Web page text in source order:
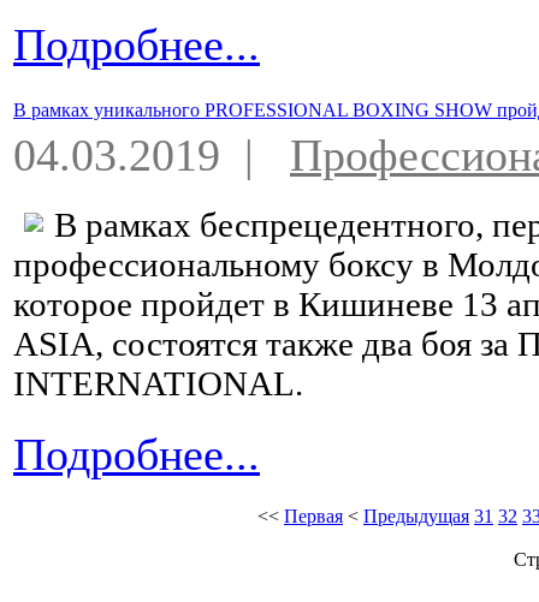
Подробнее...
В рамках уникального PROFESSIONAL BOXING SHOW
04.03.2019 |
В рамках беспрецедентного,
профессиональному боксу в
которое пройдет в Кишиневе 13
ASIA, состоятся также два боя
INTERNATIONAL.
Подробнее...
<< Первая < Предыдущая 31 32